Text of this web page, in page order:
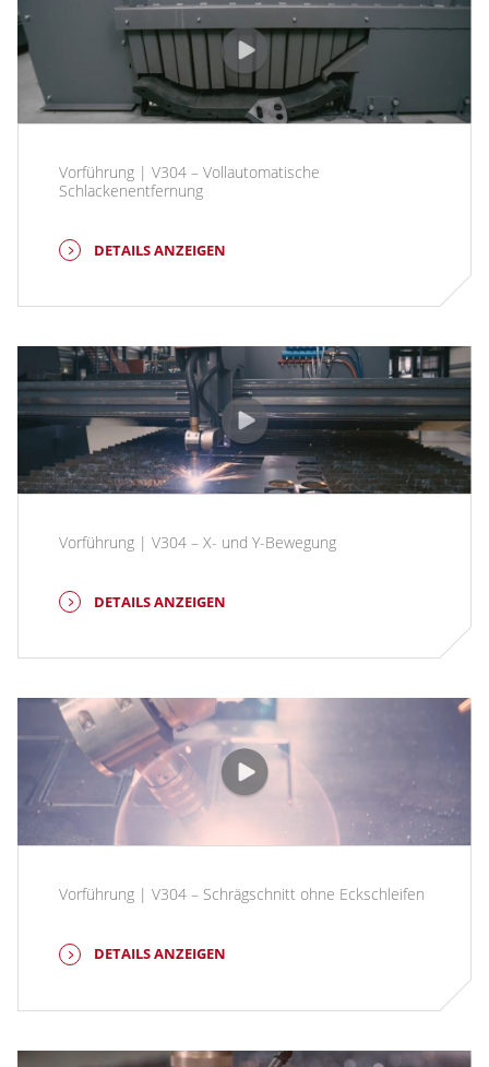
Vorführung | V304 – Vollautomatische
Schlackenentfernung
DETAILS ANZEIGEN
Vorführung | V304 – X- und Y-Bewegung
DETAILS ANZEIGEN
Vorführung | V304 – Schrägschnitt ohne Eckschleifen
DETAILS ANZEIGEN